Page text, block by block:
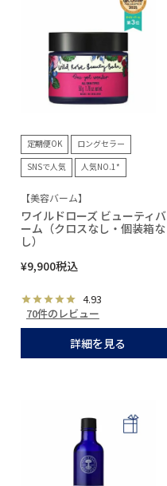
定期便OK
ロングセラー
SNSで人気
人気NO.1*
【美容バーム】
ワイルドローズ ビューティバ
ーム（クロスなし・個装箱な
し）
¥9,900税込
4.93
70件のレビュー
詳細を見る